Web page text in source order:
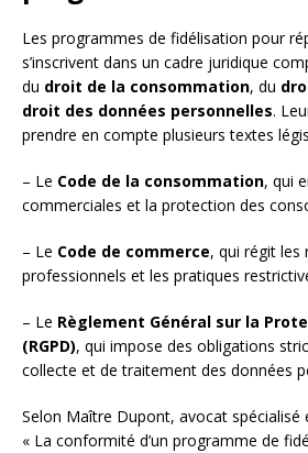
Les programmes de fidélisation pour
s’inscrivent dans un cadre juridique
du droit de la consommation, du
droit des données personnelles.
prendre en compte plusieurs textes
– Le Code de la consommation, qui
commerciales et la protection des
– Le Code de commerce, qui régit les
professionnels et les pratiques
– Le Règlement Général sur la
(RGPD), qui impose des obligations
collecte et de traitement des données
Selon Maître Dupont, avocat spécialisé
« La conformité d’un programme de